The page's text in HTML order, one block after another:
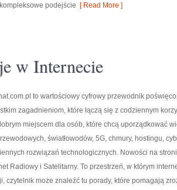
podejście [ Read More ]
w Internecie
to wartościowy cyfrowy przewodnik
zagadnieniom, które łączą się z codziennym
miejscem dla osób, które chcą uporządkować
światłowodów, 5G, chmury, hostingu,
rozwiązań technologicznych. Nowości na
Radiowy i Satelitarny. To przestrzeń, w którym
czytelnik może znaleźć tu porady, które pomagają